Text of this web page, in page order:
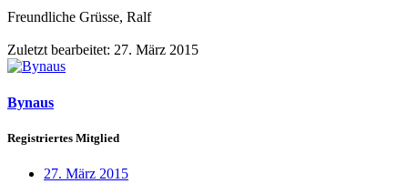
Freundliche Grüsse, Ralf
Zuletzt bearbeitet: 27. März 2015
Bynaus
Registriertes Mitglied
27. März 2015